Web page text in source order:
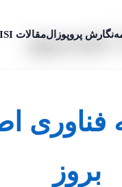
نگارش پروپوزالمقالات ISI
بروز